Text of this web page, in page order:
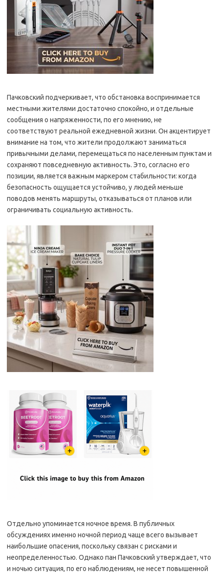
Пачковский подчеркивает, что обстановка воспринимается
местными жителями достаточно спокойно, и отдельные
сообщения о напряженности, по его мнению, не
соответствуют реальной ежедневной жизни. Он акцентирует
внимание на том, что жители продолжают заниматься
привычными делами, перемещаться по населенным пунктам и
сохраняют повседневную активность. Это, согласно его
позиции, является важным маркером стабильности: когда
безопасность ощущается устойчиво, у людей меньше
поводов менять маршруты, отказываться от планов или
ограничивать социальную активность.
Отдельно упоминается ночное время. В публичных
обсуждениях именно ночной период чаще всего вызывает
наибольшие опасения, поскольку связан с рисками и
неопределенностью. Однако пан Пачковский утверждает, что
и ночью ситуация, по его наблюдениям, не несет повышенной